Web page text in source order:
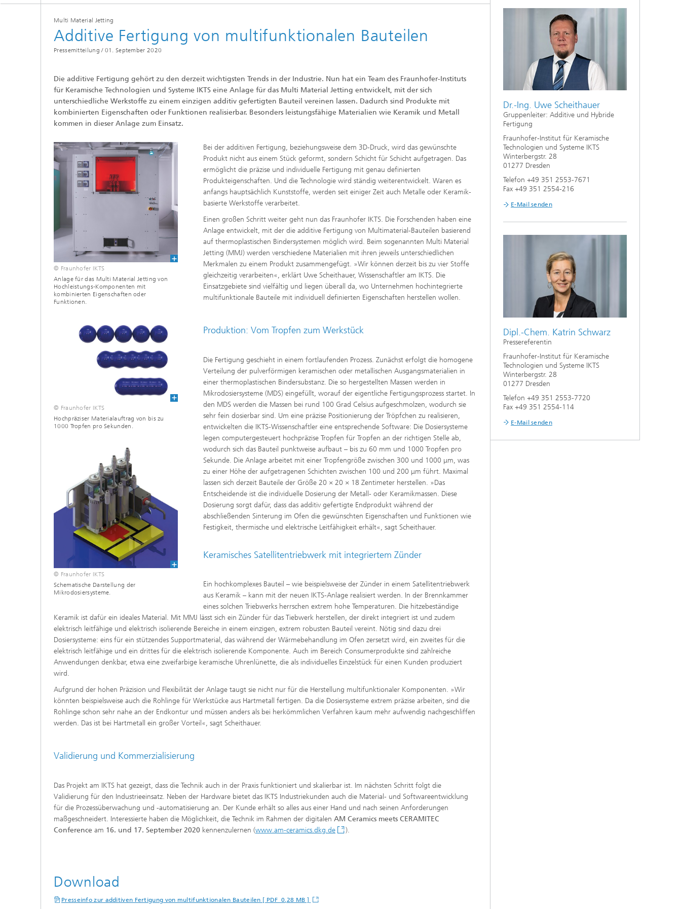
Mikroelektronik-Materialien und
Zustandsüberwachung und
Prüfdienstleistungen
Nanoporöse Membranen
Technologieökonomik und
Nachhaltigkeitsanalyse
Materialdaten
Security Innovation Day
Multi Material Jetting
Additive Fertigung von multifunktionalen Bauteilen
Pressemitteilung / 01. September 2020
Die additive Fertigung gehört zu den derzeit wichtigsten Trends in der Industrie. Nun hat ein Team des Fraunhofer-Instituts
für Keramische Technologien und Systeme IKTS eine Anlage für das Multi Material Jetting entwickelt, mit der sich
unterschiedliche Werkstoffe zu einem einzigen additiv gefertigten Bauteil vereinen lassen. Dadurch sind Produkte mit
kombinierten Eigenschaften oder Funktionen realisierbar. Besonders leistungsfähige Materialien wie Keramik und Metall
kommen in dieser Anlage zum Einsatz.
© Fraunhofer IKTS
Anlage für das Multi Material Jetting von
Hochleistungs-Komponenten mit
kombinierten Eigenschaften oder
Funktionen.
© Fraunhofer IKTS
Hochpräziser Materialauftrag von bis zu
1000 Tropfen pro Sekunden.
© Fraunhofer IKTS
Schematische Darstellung der
Mikrodosiersysteme.
Bei der additiven Fertigung, beziehungsweise dem 3D-Druck, wird das gewünschte
Produkt nicht aus einem Stück geformt, sondern Schicht für Schicht aufgetragen. Das
ermöglicht die präzise und individuelle Fertigung mit genau definierten
Produkteigenschaften. Und die Technologie wird ständig weiterentwickelt. Waren es
anfangs hauptsächlich Kunststoffe, werden seit einiger Zeit auch Metalle oder Keramik-
basierte Werkstoffe verarbeitet.
Einen großen Schritt weiter geht nun das Fraunhofer IKTS. Die Forschenden haben eine
Anlage entwickelt, mit der die additive Fertigung von Multimaterial-Bauteilen basierend
auf thermoplastischen Bindersystemen möglich wird. Beim sogenannten Multi Material
Jetting (MMJ) werden verschiedene Materialien mit ihren jeweils unterschiedlichen
Merkmalen zu einem Produkt zusammengefügt. »Wir können derzeit bis zu vier Stoffe
gleichzeitig verarbeiten«, erklärt Uwe Scheithauer, Wissenschaftler am IKTS. Die
Einsatzgebiete sind vielfältig und liegen überall da, wo Unternehmen hochintegrierte
multifunktionale Bauteile mit individuell definierten Eigenschaften herstellen wollen.
Produktion: Vom Tropfen zum Werkstück
Die Fertigung geschieht in einem fortlaufenden Prozess. Zunächst erfolgt die homogene
Verteilung der pulverförmigen keramischen oder metallischen Ausgangsmaterialien in
einer thermoplastischen Bindersubstanz. Die so hergestellten Massen werden in
Mikrodosiersysteme (MDS) eingefüllt, worauf der eigentliche Fertigungsprozess startet. In
den MDS werden die Massen bei rund 100 Grad Celsius aufgeschmolzen, wodurch sie
sehr fein dosierbar sind. Um eine präzise Positionierung der Tröpfchen zu realisieren,
entwickelten die IKTS-Wissenschaftler eine entsprechende Software: Die Dosiersysteme
legen computergesteuert hochpräzise Tropfen für Tropfen an der richtigen Stelle ab,
wodurch sich das Bauteil punktweise aufbaut – bis zu 60 mm und 1000 Tropfen pro
Sekunde. Die Anlage arbeitet mit einer Tropfengröße zwischen 300 und 1000 μm, was
zu einer Höhe der aufgetragenen Schichten zwischen 100 und 200 μm führt. Maximal
lassen sich derzeit Bauteile der Größe 20 × 20 × 18 Zentimeter herstellen. »Das
Entscheidende ist die individuelle Dosierung der Metall- oder Keramikmassen. Diese
Dosierung sorgt dafür, dass das additiv gefertigte Endprodukt während der
abschließenden Sinterung im Ofen die gewünschten Eigenschaften und Funktionen wie
Festigkeit, thermische und elektrische Leitfähigkeit erhält«, sagt Scheithauer.
Keramisches Satellitentriebwerk mit integriertem Zünder
Ein hochkomplexes Bauteil – wie beispielsweise der Zünder in einem Satellitentriebwerk
aus Keramik – kann mit der neuen IKTS-Anlage realisiert werden. In der Brennkammer
eines solchen Triebwerks herrschen extrem hohe Temperaturen. Die hitzebeständige
Keramik ist dafür ein ideales Material. Mit MMJ lässt sich ein Zünder für das Tiebwerk herstellen, der direkt integriert ist und zudem
elektrisch leitfähige und elektrisch isolierende Bereiche in einem einzigen, extrem robusten Bauteil vereint. Nötig sind dazu drei
Dosiersysteme: eins für ein stützendes Supportmaterial, das während der Wärmebehandlung im Ofen zersetzt wird, ein zweites für die
elektrisch leitfähige und ein drittes für die elektrisch isolierende Komponente. Auch im Bereich Consumerprodukte sind zahlreiche
Anwendungen denkbar, etwa eine zweifarbige keramische Uhrenlünette, die als individuelles Einzelstück für einen Kunden produziert
wird.
Aufgrund der hohen Präzision und Flexibilität der Anlage taugt sie nicht nur für die Herstellung multifunktionaler Komponenten. »Wir
könnten beispielsweise auch die Rohlinge für Werkstücke aus Hartmetall fertigen. Da die Dosiersysteme extrem präzise arbeiten, sind die
Rohlinge schon sehr nahe an der Endkontur und müssen anders als bei herkömmlichen Verfahren kaum mehr aufwendig nachgeschliffen
werden. Das ist bei Hartmetall ein großer Vorteil«, sagt Scheithauer.
Validierung und Kommerzialisierung
Das Projekt am IKTS hat gezeigt, dass die Technik auch in der Praxis funktioniert und skalierbar ist. Im nächsten Schritt folgt die
Validierung für den Industrieeinsatz. Neben der Hardware bietet das IKTS Industriekunden auch die Material- und Softwareentwicklung
für die Prozessüberwachung und -automatisierung an. Der Kunde erhält so alles aus einer Hand und nach seinen Anforderungen
maßgeschneidert. Interessierte haben die Möglichkeit, die Technik im Rahmen der digitalen AM Ceramics meets CERAMITEC
Conference am 16. und 17. September 2020 kennenzulernen (www.am-ceramics.dkg.de ).
Download
Presseinfo zur additiven Fertigung von multifunktionalen Bauteilen [ PDF 0,28 MB ]
Dr.-Ing. Uwe Scheithauer
Gruppenleiter: Additive und Hybride
Fertigung
Fraunhofer-Institut für Keramische
Technologien und Systeme IKTS
Winterbergstr. 28
01277 Dresden
Telefon +49 351 2553-7671
Fax +49 351 2554-216
E-Mail senden
Dipl.-Chem. Katrin Schwarz
Pressereferentin
Fraunhofer-Institut für Keramische
Technologien und Systeme IKTS
Winterbergstr. 28
01277 Dresden
Telefon +49 351 2553-7720
Fax +49 351 2554-114
E-Mail senden